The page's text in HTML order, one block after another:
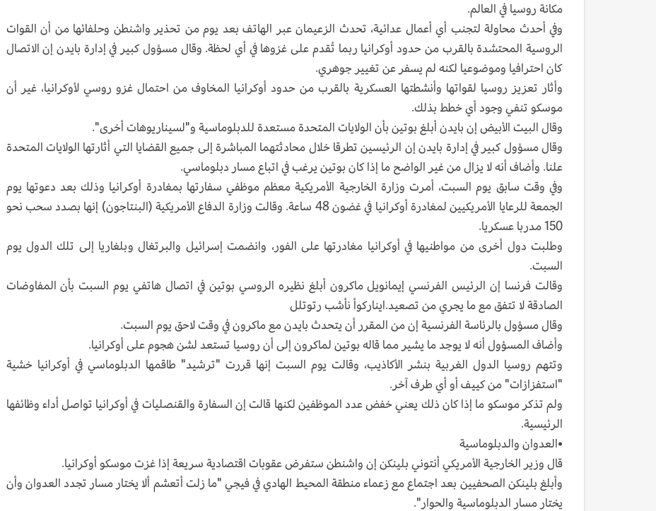
مكانة روسيا في العالم.
وفي أحدث محاولة لتجنب أي أعمال عدائية، تحدث الزعيمان عبر الهاتف بعد يوم من تحذير واشنطن وحلفائها من أن القوات
الروسية المحتشدة بالقرب من حدود أوكرانيا ربما تُقدم على غزوها في أي لحظة. وقال مسؤول كبير في إدارة بايدن إن الاتصال
كان احترافيا وموضوعيا لكنه لم يسفر عن تغيير جوهري.
وأثار تعزيز روسيا لقواتها وأنشطتها العسكرية بالقرب من حدود أوكرانيا المخاوف من احتمال غزو روسي لأوكرانيا، غير أن
موسكو تنفي وجود أي خطط بذلك.
وقال البيت الأبيض إن بايدن أبلغ بوتين بأن الولايات المتحدة مستعدة للدبلوماسية و"لسيناريوهات أخرى".
وقال مسؤول كبير في إدارة بايدن إن الرئيسين تطرقا خلال محادثتهما المباشرة إلى جميع القضايا التي أثارتها الولايات المتحدة
علنا. وأضاف أنه لا يزال من غير الواضح ما إذا كان بوتين يرغب في اتباع مسار دبلوماسي.
وفي وقت سابق يوم السبت، أمرت وزارة الخارجية الأمريكية معظم موظفي سفارتها بمغادرة أوكرانيا وذلك بعد دعوتها يوم
الجمعة للرعايا الأمريكيين لمغادرة أوكرانيا في غضون 48 ساعة. وقالت وزارة الدفاع الأمريكية (البنتاجون) إنها بصدد سحب نحو
150 مدربا عسكريا.
وطلبت دول أخرى من مواطنيها في أوكرانيا مغادرتها على الفور، وانضمت إسرائيل والبرتغال وبلغاريا إلى تلك الدول يوم
السبت.
وقالت فرنسا إن الرئيس الفرنسي إيمانويل ماكرون أبلغ نظيره الروسي بوتين في اتصال هاتفي يوم السبت بأن المفاوضات
الصادقة لا تتفق مع ما يجري من تصعيد‭‭ ‬للتوتر بشأن أوكرانيا.
وقال مسؤول بالرئاسة الفرنسية إن من المقرر أن يتحدث بايدن مع ماكرون في وقت لاحق يوم السبت.
وأضاف المسؤول أنه لا يوجد ما يشير مما قاله بوتين لماكرون إلى أن روسيا تستعد لشن هجوم على أوكرانيا.
وتتهم روسيا الدول الغربية بنشر الأكاذيب، وقالت يوم السبت إنها قررت "ترشيد" طاقمها الدبلوماسي في أوكرانيا خشية
"استفزازات" من كييف أو أي طرف آخر.
ولم تذكر موسكو ما إذا كان ذلك يعني خفض عدد الموظفين لكنها قالت إن السفارة والقنصليات في أوكرانيا تواصل أداء وظائفها
الرئيسية.
•العدوان والدبلوماسية
قال وزير الخارجية الأمريكي أنتوني بلينكن إن واشنطن ستفرض عقوبات اقتصادية سريعة إذا غزت موسكو أوكرانيا.
وأبلغ بلينكن الصحفيين بعد اجتماع مع زعماء منطقة المحيط الهادي في فيجي "ما زلت أتعشم ألا يختار مسار تجدد العدوان وأن
يختار مسار الدبلوماسية والحوار".